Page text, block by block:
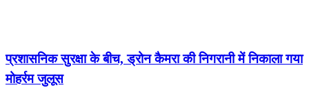
प्रशासनिक सुरक्षा के बीच, ड्रोन कैमरा की निगरानी में निकाला गया
मोहर्रम जुलूस